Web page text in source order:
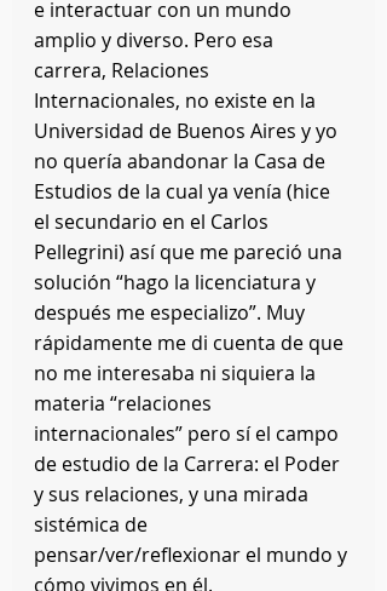
e interactuar con un mundo
amplio y diverso. Pero esa
carrera, Relaciones
Internacionales, no existe en la
Universidad de Buenos Aires y yo
no quería abandonar la Casa de
Estudios de la cual ya venía (hice
el secundario en el Carlos
Pellegrini) así que me pareció una
solución “hago la licenciatura y
después me especializo”. Muy
rápidamente me di cuenta de que
no me interesaba ni siquiera la
materia “relaciones
internacionales” pero sí el campo
de estudio de la Carrera: el Poder
y sus relaciones, y una mirada
sistémica de
pensar/ver/reflexionar el mundo y
cómo vivimos en él.